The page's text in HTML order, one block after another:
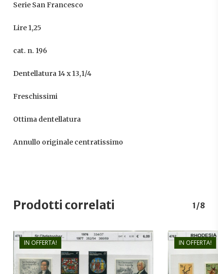
Serie San Francesco
Lire 1,25
cat. n. 196
Dentellatura 14 x 13,1/4
Freschissimi
Ottima dentellatura
Annullo originale centratissimo
Prodotti correlati 1/8
IN OFFERTA!
€5,00
IN OFFERTA!